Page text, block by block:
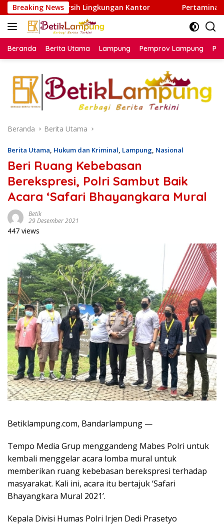
Langsung
ke
konten
Breaking News
Kantor Pertamina Patra Niaga Regional
Beranda Berita Utama Lampung Pemprov Lampung
Beranda Berita Utama
Berita Utama, Hukum dan Kriminal, Lampung, Nasional
Beri Ruang Kebebasan
Berekspresi, Polri Sambut Baik
Acara ‘Safari Bhayangkara Mural
Betik
29 Desember 2021
447 views
Betiklampung.com, Bandarlampung —
Tempo Media Grup menggandeng Mabes Polri untuk
kembali menggelar acara lomba mural untuk
memberikan ruang kebebasan berekspresi terhadap
masyarakat. Kali ini, acara itu bertajuk ‘Safari
Bhayangkara Mural 2021’.
Kepala Divisi Humas Polri Irjen Dedi Prasetyo